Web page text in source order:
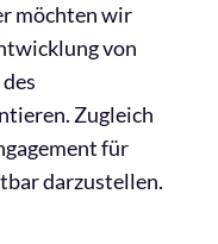
möchten wir
von
Zugleich
für
darzustellen.